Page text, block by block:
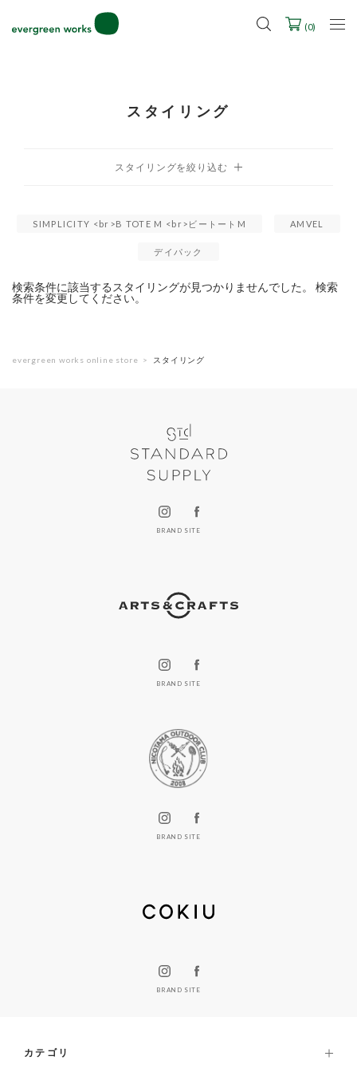
2027年ご入学用ランドセル受注会スケジュール
(0)
スタイリング
SIMPLICITY <br>B TOTE M <br>ビートートM AMVEL
デイパック
検索条件に該当するスタイリングが見つかりませんでした。 検索
条件を変更してください。
evergreen works online store スタイリング
BRAND SITE
BRAND SITE
BRAND SITE
BRAND SITE
カテゴリ